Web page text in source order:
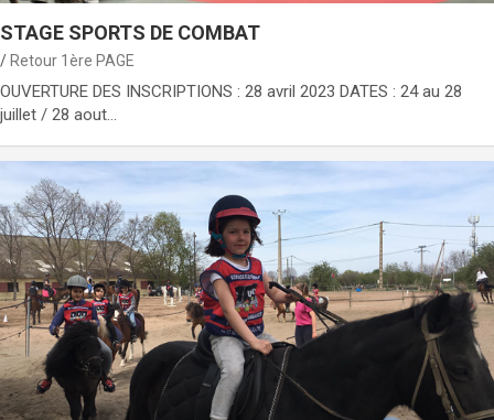
STAGE SPORTS DE COMBAT
Retour 1ère PAGE
OUVERTURE DES INSCRIPTIONS : 28 avril 2023 DATES : 24 au 28
juillet / 28 aout…